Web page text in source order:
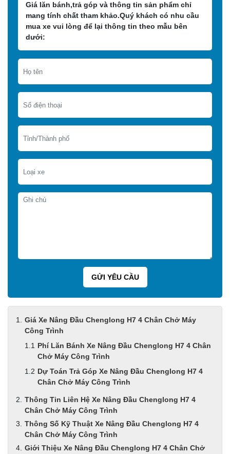
Giá lăn bánh,trả góp và thông tin sản phẩm chỉ
mang tính chất tham khảo.Quý khách có nhu cầu
mua xe vui lòng để lại thông tin theo mẫu bên
dưới:
Giá Xe Nâng Đầu Chenglong H7 4 Chân Chở Máy
Công Trình
Phí Lăn Bánh Xe Nâng Đầu Chenglong H7 4 Chân
Chở Máy Công Trình
Dự Toán Trả Góp Xe Nâng Đầu Chenglong H7 4
Chân Chở Máy Công Trình
Thông Tin Liên Hệ Xe Nâng Đầu Chenglong H7 4
Chân Chở Máy Công Trình
Thông Số Kỹ Thuật Xe Nâng Đầu Chenglong H7 4
Chân Chở Máy Công Trình
Giới Thiệu Xe Nâng Đầu Chenglong H7 4 Chân Chở